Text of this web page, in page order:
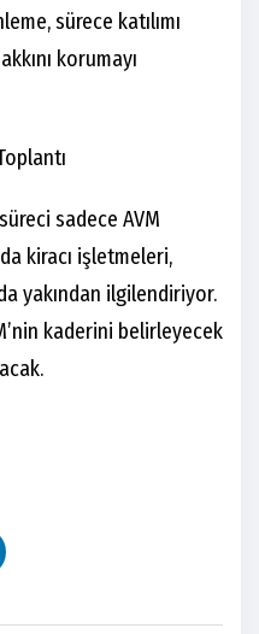
sürece katılımı
korumayı
sadece AVM
kiracı işletmeleri,
yakından ilgilendiriyor.
kaderini belirleyecek